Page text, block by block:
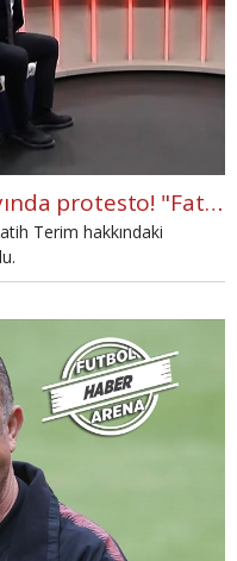
Evren Turhan'dan canlı yayında protesto! "Fatih hocam yalnız..."
Terim hakkındaki